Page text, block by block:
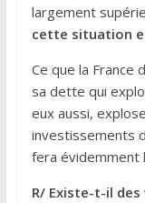
largement
cette situation
Ce que la France
sa dette qui
eux aussi,
investissements
fera évidemment
R/ Existe-t-il